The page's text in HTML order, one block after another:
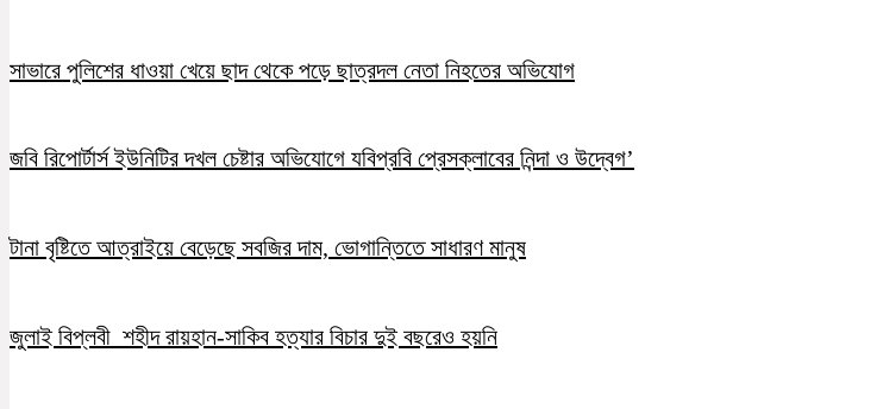
সাভারে পুলিশের ধাওয়া খেয়ে ছাদ থেকে পড়ে ছাত্রদল নেতা নিহতের অভিযোগ
জবি রিপোর্টার্স ইউনিটির দখল চেষ্টার অভিযোগে যবিপ্রবি প্রেসক্লাবের নিন্দা ও উদ্বেগ’
টানা বৃষ্টিতে আত্রাইয়ে বেড়েছে সবজির দাম, ভোগান্তিতে সাধারণ মানুষ
জুলাই বিপ্লবী শহীদ রায়হান-সাকিব হত্যার বিচার দুই বছরেও হয়নি